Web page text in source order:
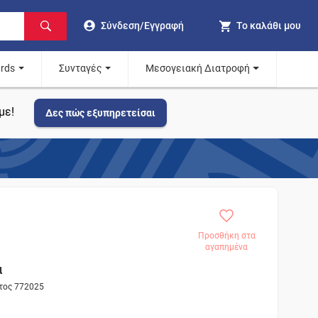
Σύνδεση/Εγγραφή Το καλάθι μου
Συνταγές Μεσογειακή Διατροφή
Δες πώς εξυπηρετείσαι
Προσθήκη στα
αγαπημένα
772025